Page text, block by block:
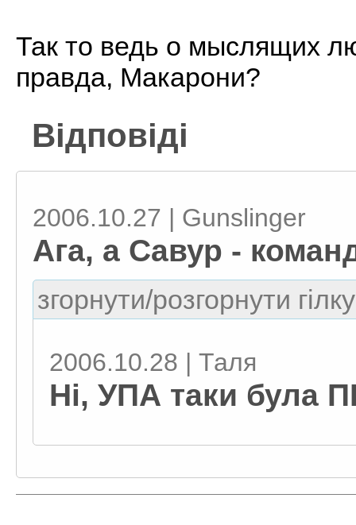
Так то ведь о мыслящих
правда, Макарони?
Відповіді
2006.10.27 | Gunslinger
Ага, а Савур -
згорнути/розгорнути
2006.10.28 | Таля
Ні, УПА таки була